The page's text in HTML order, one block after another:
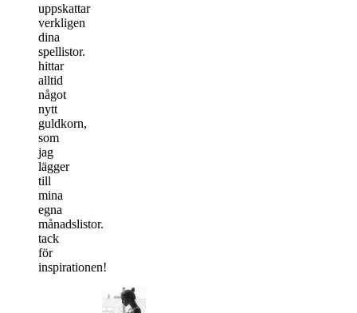
uppskattar
verkligen
dina
spellistor.
hittar
alltid
något
nytt
guldkorn,
som
jag
lägger
till
mina
egna
månadslistor.
tack
för
inspirationen!